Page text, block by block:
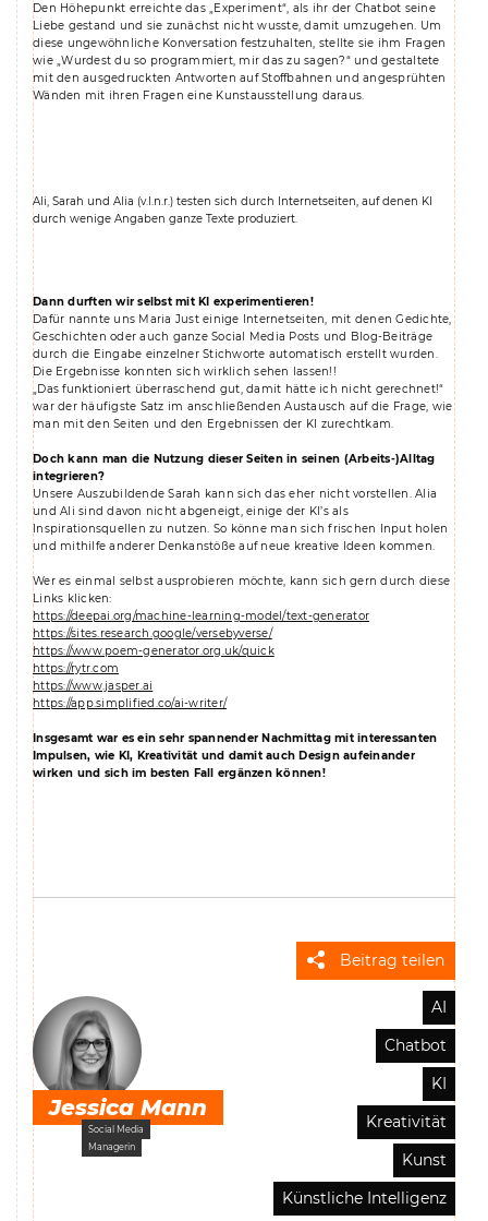
Den Höhepunkt erreichte das „Experiment“, als ihr der Chatbot seine
Liebe gestand und sie zunächst nicht wusste, damit umzugehen. Um
diese ungewöhnliche Konversation festzuhalten, stellte sie ihm Fragen
wie „Wurdest du so programmiert, mir das zu sagen?“ und gestaltete
mit den ausgedruckten Antworten auf Stoffbahnen und angesprühten
Wänden mit ihren Fragen eine Kunstausstellung daraus.
Ali, Sarah und Alia (v.l.n.r.) testen sich durch Internetseiten, auf denen KI
durch wenige Angaben ganze Texte produziert.
Dann durften wir selbst mit KI experimentieren!
Dafür nannte uns Maria Just einige Internetseiten, mit denen Gedichte,
Geschichten oder auch ganze Social Media Posts und Blog-Beiträge
durch die Eingabe einzelner Stichworte automatisch erstellt wurden.
Die Ergebnisse konnten sich wirklich sehen lassen!!
„Das funktioniert überraschend gut, damit hätte ich nicht gerechnet!“
war der häufigste Satz im anschließenden Austausch auf die Frage, wie
man mit den Seiten und den Ergebnissen der KI zurechtkam.
Doch kann man die Nutzung dieser Seiten in seinen (Arbeits-)Alltag
integrieren?
Unsere Auszubildende Sarah kann sich das eher nicht vorstellen. Alia
und Ali sind davon nicht abgeneigt, einige der KI’s als
Inspirationsquellen zu nutzen. So könne man sich frischen Input holen
und mithilfe anderer Denkanstöße auf neue kreative Ideen kommen.
Wer es einmal selbst ausprobieren möchte, kann sich gern durch diese
Links klicken:
https://deepai.org/machine-learning-model/text-generator
https://sites.research.google/versebyverse/
https://www.poem-generator.org.uk/quick
https://rytr.com
https://www.jasper.ai
https://app.simplified.co/ai-writer/
Insgesamt war es ein sehr spannender Nachmittag mit interessanten
Impulsen, wie KI, Kreativität und damit auch Design aufeinander
wirken und sich im besten Fall ergänzen können!
Jessica Mann
Social Media
Managerin
Beitrag teilen
AI
Chatbot
KI
Kreativität
Kunst
Künstliche Intelligenz